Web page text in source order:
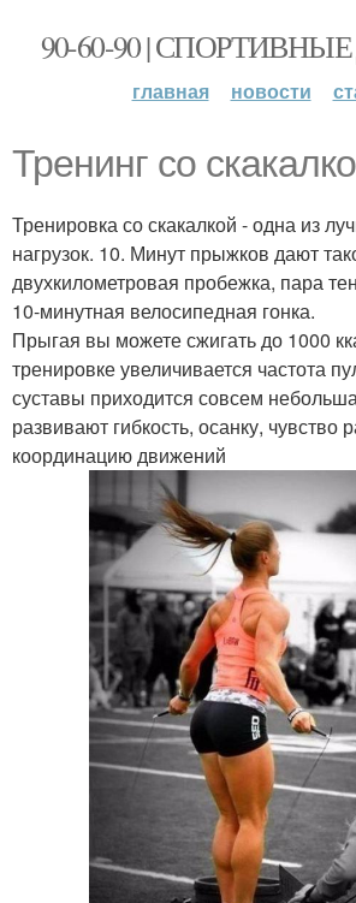
90-60-90 |
главная новости
Тренинг со
Тренировка со скакалкой - одна из
нагрузок. 10. Минут прыжков дают
двухкилометровая пробежка, пара
10-минутная велосипедная гонка.
Прыгая вы можете сжигать до 1000
тренировке увеличивается частота
суставы приходится совсем
развивают гибкость, осанку, чувство
координацию движений